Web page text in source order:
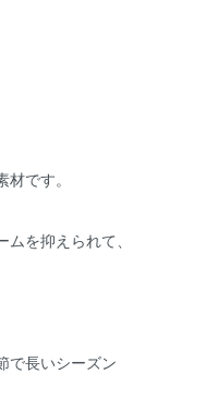
です。
を抑えられて、
で長いシーズン